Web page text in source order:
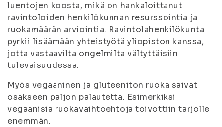
luentojen koosta, mikä on hankaloittanut
ravintoloiden henkilökunnan resurssointia ja
ruokamäärän arviointia. Ravintolahenkilökunta
pyrkii lisäämään yhteistyötä yliopiston kanssa,
jotta vastaavilta ongelmilta vältyttäisiin
tulevaisuudessa.
Myös vegaaninen ja gluteeniton ruoka saivat
osakseen paljon palautetta. Esimerkiksi
vegaanisia ruokavaihtoehtoja toivottiin tarjolle
enemmän.